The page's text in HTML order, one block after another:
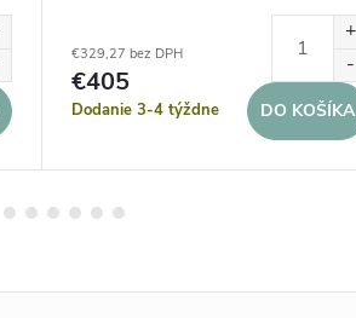
€329,27 bez DPH
€405
Dodanie 3-4 týždne DO KOŠÍKA